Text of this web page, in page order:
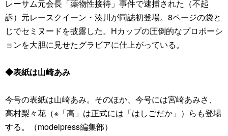
レーサム元会長「薬物性接待」事件で逮捕された（不起
訴）元レースクイーン・湊川が同誌初登場。8ページの袋と
じでセミヌードを披露した。Hカップの圧倒的なプロポーシ
ョンを大胆に見せたグラビアに仕上がっている。
◆表紙は山崎あみ
今号の表紙は山崎あみ。そのほか、今号には宮崎あみさ、
高村梨々花（※「高」は正式には「はしごだか」）らも登場
する。（modelpress編集部）